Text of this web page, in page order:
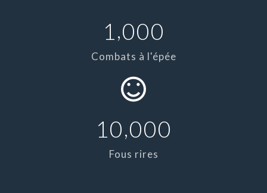
1 ,000
Combats à l'épée
10,000
Fous rires